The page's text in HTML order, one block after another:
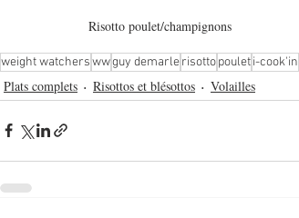
Risotto poulet/champignons
weight watcherswwguy demarlerisottopouleti-cook'in
Plats complets Risottos et blésottos Volailles